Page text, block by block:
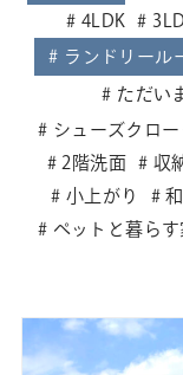
4LDK
ランドリール
ただい
シューズクロー
2階洗面
収
小上がり
ペットと暮らす